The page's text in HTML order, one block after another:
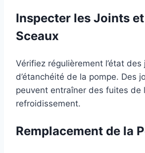
Inspecter les Joints
Sceaux
Vérifiez régulièrement l’état des
d’étanchéité de la pompe. Des
peuvent entraîner des fuites de
refroidissement.
Remplacement de la